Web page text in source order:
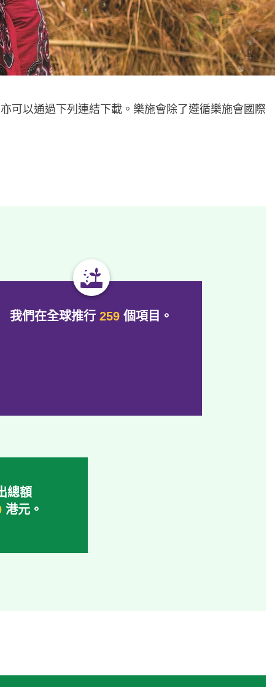
可以通過下列連結下載。樂施會除了遵循樂施會國際
我們在全球推行259個項目 。
總額
港元。